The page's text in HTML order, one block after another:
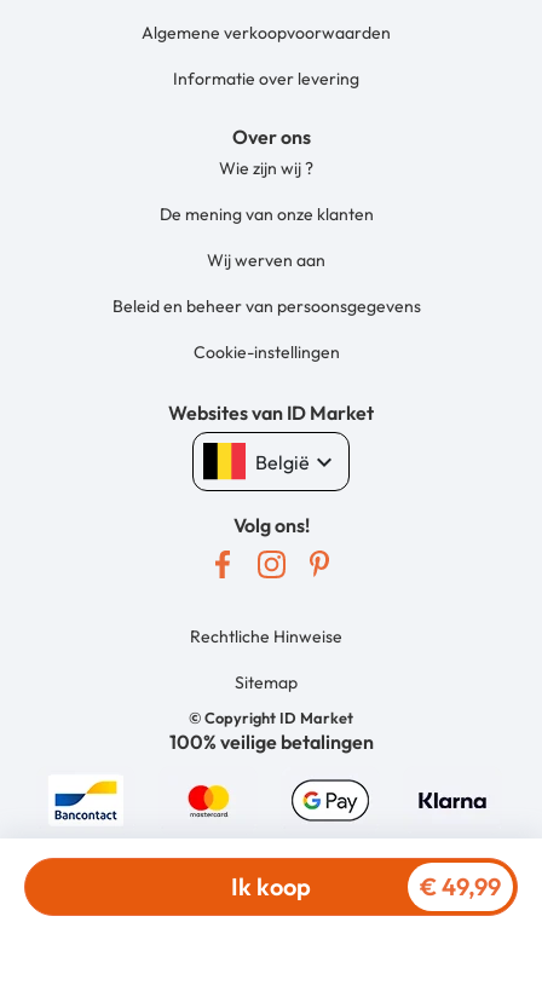
Ik koop € 49,99
Algemene verkoopvoorwaarden
Informatie over levering
Over ons
Wie zijn wij ?
De mening van onze klanten
Wij werven aan
Beleid en beheer van persoonsgegevens
Cookie-instellingen
Websites van ID Market
België keyboard_arrow_down
Volg ons!
© Copyright ID Market
Rechtliche Hinweise
Sitemap
100% veilige betalingen